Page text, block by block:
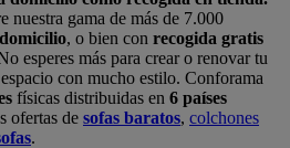
nuestra gama de más de 7.000
, o bien con recogida gratis
esperes más para crear o renovar tu
con mucho estilo. Conforama
físicas distribuidas en 6 países
ofertas de sofas baratos, colchones
.